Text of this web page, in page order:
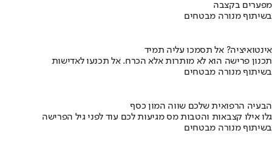
מפערים בקצבה
בשיתוף מנורה מבטחים
אינטואיציה? אל תסמכו עליה תמיד
תכנון פרישה הוא לא מותרות אלא הכרח. אל תכנעו לאדישות
בשיתוף מנורה מבטחים
הבעיה הרפואית שלכם שווה המון כסף
גלו אילו קצבאות והטבות מס מגיעות לכם עוד לפני גיל הפרישה
בשיתוף מנורה מבטחים